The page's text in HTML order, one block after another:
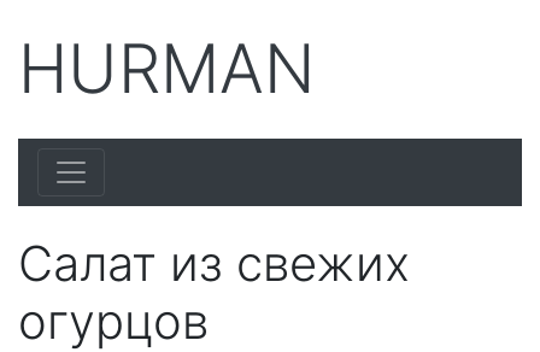
HURMAN
Салат из свежих
огурцов